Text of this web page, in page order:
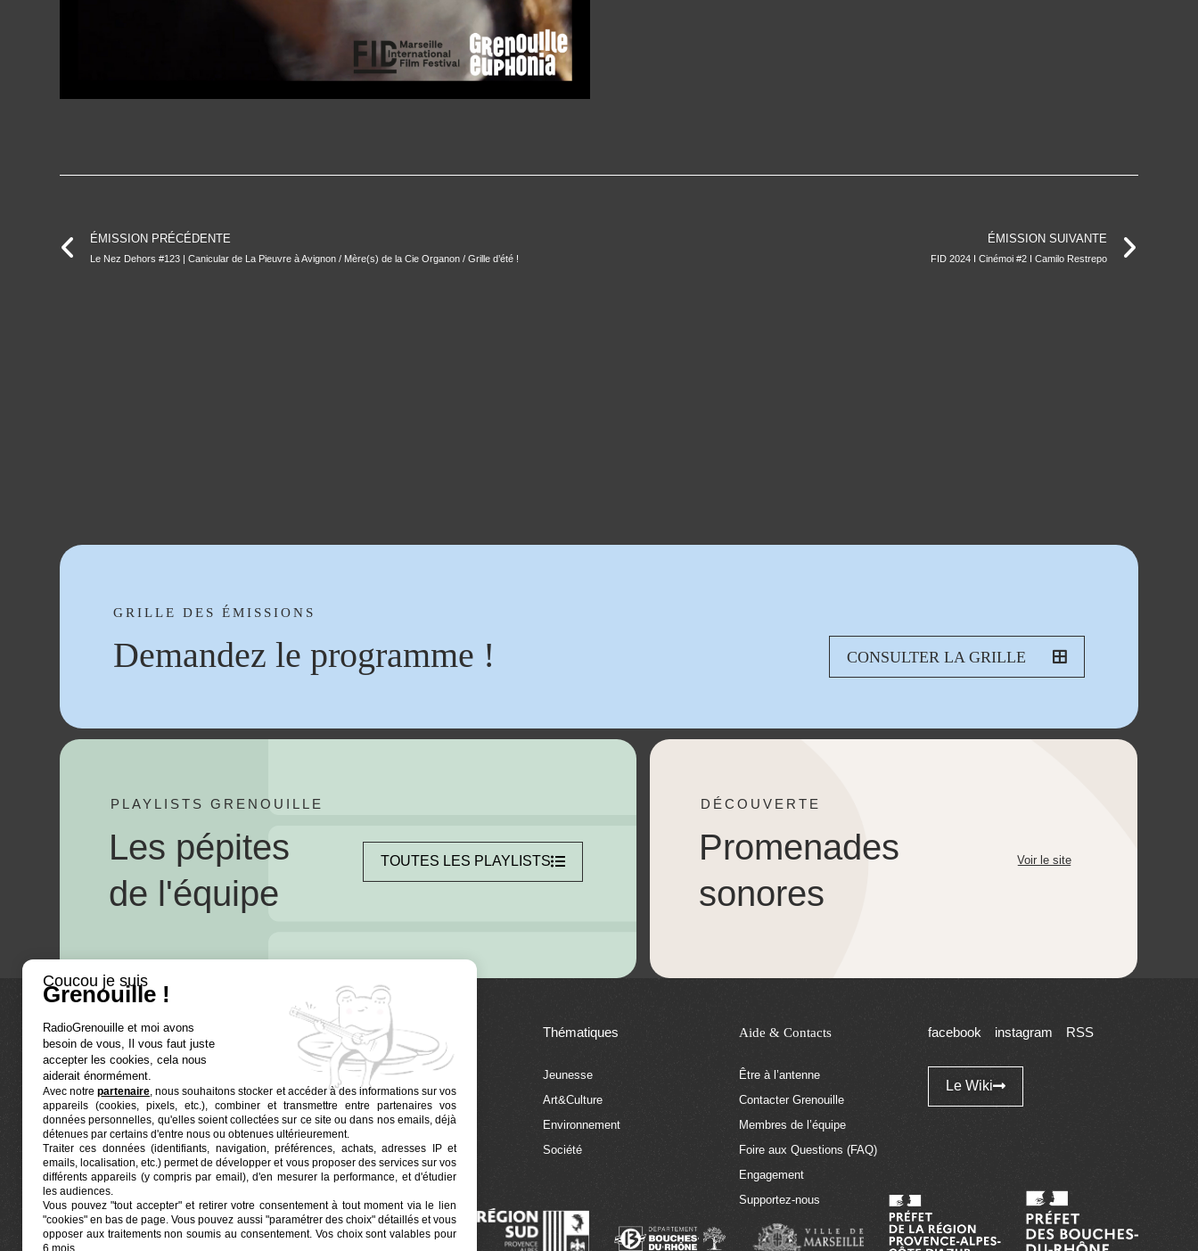
ÉMISSION PRÉCÉDENTE
Le Nez Dehors #123 | Canicular de La Pieuvre à Avignon / Mère(s) de la Cie Organon / Grille d’été !
ÉMISSION SUIVANTE
FID 2024 I Cinémoi #2 I Camilo Restrepo
GRILLE DES ÉMISSIONS
Demandez le programme ! CONSULTER LA GRILLE
PLAYLISTS GRENOUILLE
Les pépites
de l'équipe
TOUTES LES PLAYLISTS
DÉCOUVERTE
Promenades
sonores
Voir le site
Euphonia est le partenaire producteur de
Radio Grenouille, radio associative
marseillaise.
Locaux situés à la Friche Belle de Mai
41, rue Jobin — 13003 Marseille
La radio
Ré-écouter
Actualités
Programmation
Grenouille Euphonia
Thématiques
Jeunesse
Art&Culture
Environnement
Société
Aide & Contacts
Être à l’antenne
Contacter Grenouille
Membres de l’équipe
Foire aux Questions (FAQ)
Engagement
Supportez-nous
facebook instagram RSS
Le Wiki
Coucou je suis
Grenouille !
RadioGrenouille et moi avons
besoin de vous, Il vous faut juste
accepter les cookies, cela nous
aiderait énormément.
Avec notrepartenaire, nous souhaitons stocker et accéder à des informations sur vos
appareils (cookies, pixels, etc.), combiner et transmettre entre partenaires vos
données personnelles, qu'elles soient collectées sur ce site ou dans nos emails, déjà
détenues par certains d'entre nous ou obtenues ultérieurement.
Traiter ces données (identifiants, navigation, préférences, achats, adresses IP et
emails, localisation, etc.) permet de développer et vous proposer des services sur vos
différents appareils (y compris par email), d'en mesurer la performance, et d'étudier
les audiences.
Vous pouvez "tout accepter" et retirer votre consentement à tout moment via le lien
"cookies" en bas de page. Vous pouvez aussi "paramétrer des choix" détaillés et vous
opposer aux traitements non soumis au consentement. Vos choix sont valables pour
6 mois.